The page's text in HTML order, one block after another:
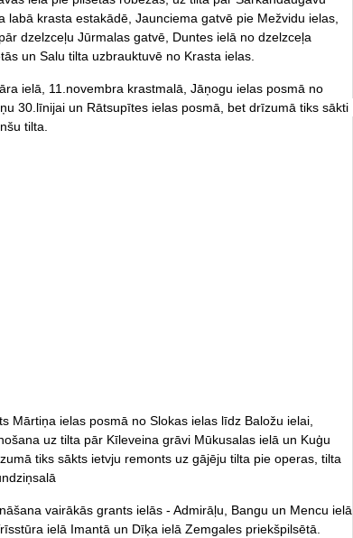
labā krasta estakādē, Jaunciema gatvē pie Mežvidu ielas,
dzelzceļu Jūrmalas gatvē, Duntes ielā no dzelzceļa
un Salu tilta uzbrauktuvē no Krasta ielas.
ielā, 11.novembra krastmalā, Jāņogu ielas posmā no
30.līnijai un Rātsupītes ielas posmā, bet drīzumā tiks sākti
tilta.
Mārtiņa ielas posmā no Slokas ielas līdz Baložu ielai,
uz tilta pār Kīleveina grāvi Mūkusalas ielā un Kuģu
tiks sākts ietvju remonts uz gājēju tilta pie operas, tilta
vairākās grants ielās - Admirāļu, Bangu un Mencu ielā
ielā Imantā un Dīķa ielā Zemgales priekšpilsētā.